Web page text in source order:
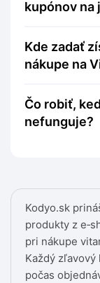
Kodyo.sk
produkty z
pri nákupe
Každý
počas
kupónov na
Kde zadať získaný zľavový kupón pri
nákupe na
Čo robiť, keď mi zľavový kupón
nefunguje?